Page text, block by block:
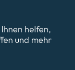
helfen,
und mehr